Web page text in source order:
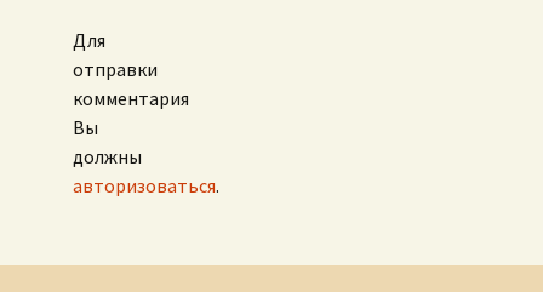
Для
отправки
комментария
Вы
должны
авторизоваться.